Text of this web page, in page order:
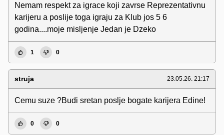
Nemam respekt za igrace koji zavrse Reprezentativnu
karijeru a poslije toga igraju za Klub jos 5 6
godina....moje misljenje Jedan je Dzeko
1 0
struja 23.05.26. 21:17
Cemu suze ?Budi sretan poslje bogate karijera Edine!
0 0